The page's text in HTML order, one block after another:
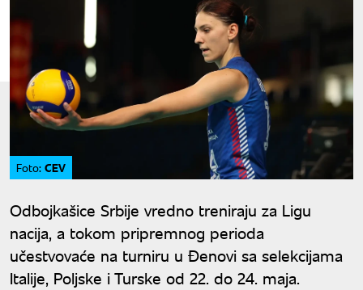
Foto: CEV
Odbojkašice Srbije vredno treniraju za Ligu
nacija, a tokom pripremnog perioda
učestvovaće na turniru u Đenovi sa selekcijama
Italije, Poljske i Turske od 22. do 24. maja.